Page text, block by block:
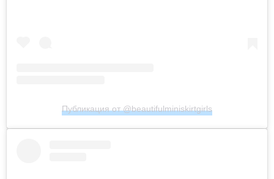
Публикация от @beautifulminiskirtgirls